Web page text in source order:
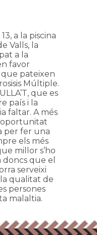
a la piscina
Valls, la
a la
favor
que pateixen
Múltiple.
que es
país i la
faltar. A més
oportunitat
per fer una
els més
millor s’ho
doncs que el
serveixi
qualitat de
persones
malaltia.